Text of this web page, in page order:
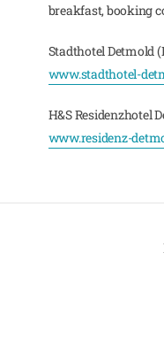
breakfast, booking
Stadthotel Detmold
www.stadthotel-
H&S Residenzhotel
www.residenz-